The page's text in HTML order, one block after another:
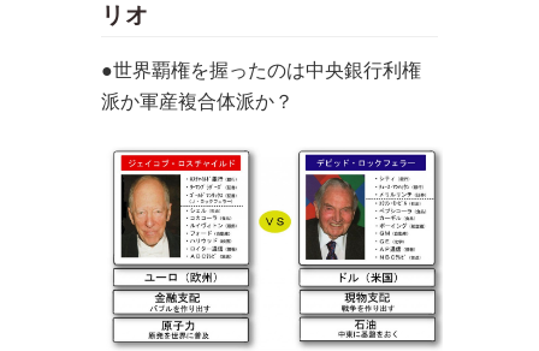
リオ
●世界覇権を握ったのは中央銀行利権
派か軍産複合体派か？